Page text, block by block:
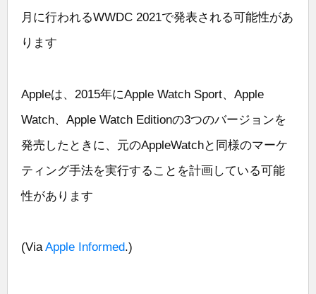
月に行われるWWDC 2021で発表される可能性があ
ります
Appleは、2015年にApple Watch Sport、Apple
Watch、Apple Watch Editionの3つのバージョンを
発売したときに、元のAppleWatchと同様のマーケ
ティング手法を実行することを計画している可能
性があります
(ViaApple Informed.)